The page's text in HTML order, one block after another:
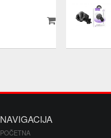
NAVIGACIJA
POČETNA